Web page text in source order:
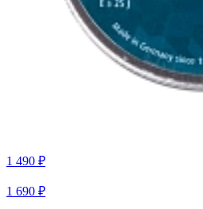
1 490 ₽
1 690 ₽